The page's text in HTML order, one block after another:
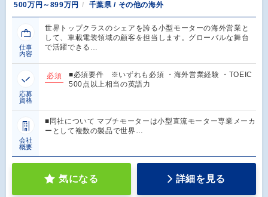
500万円～899万円
千葉県 / その他の海外
仕事
内容
世界トップクラスのシェアを誇る小型モーターの海外営業と
して、車載電装領域の顧客を担当します。グローバルな舞台
で活躍できる…
応募
資格
必須
■必須要件 ※いずれも必須 ・海外営業経験 ・TOEIC
500点以上相当の英語力
会社
概要
■同社について マブチモーターは小型直流モーター専業メーカ
ーとして複数の製品で世界…
気になる 詳細を見る